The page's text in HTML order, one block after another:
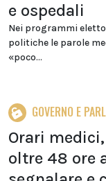
e ospedali
Nei programmi
politiche le parole
«poco...
GOVERNO E
Orari
oltre 48 ore